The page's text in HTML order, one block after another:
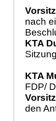
nach
KTA
KTA
FDP/
den